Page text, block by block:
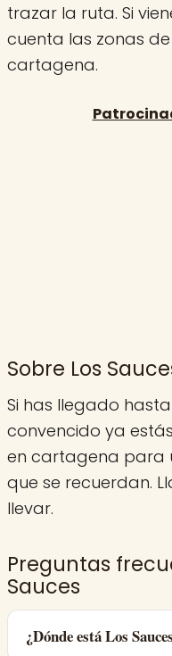
trazar la ruta. Si
cuenta las zonas
cartagena.
Sobre Los
Si has llegado
convencido ya
en cartagena para
que se recuerdan.
llevar.
Preguntas
Sauces
¿Dónde está Los